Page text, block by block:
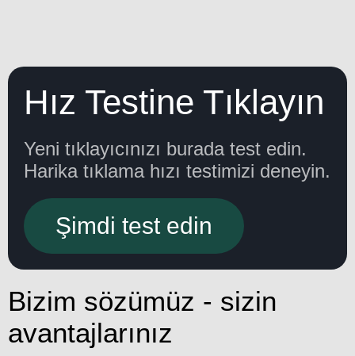
Hız Testine Tıklayın
Yeni tıklayıcınızı burada test edin.
Harika tıklama hızı testimizi deneyin.
Şimdi test edin
Bizim sözümüz - sizin
avantajlarınız